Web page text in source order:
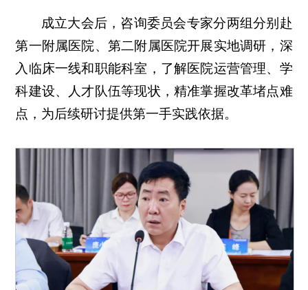
成立大会后，咨询委员会专家分两组分别赴
第一附属医院、第二附属医院开展实地调研，深
入临床一线和职能科室，了解医院运营管理、学
科建设、人才队伍等现状，精准掌握改革堵点难
点，为后续研讨提供第一手实践依据。